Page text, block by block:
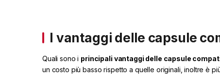
I vantaggi delle capsule
Quali sono i principali vantaggi delle capsule
un costo più basso rispetto a quelle originali, inoltre è